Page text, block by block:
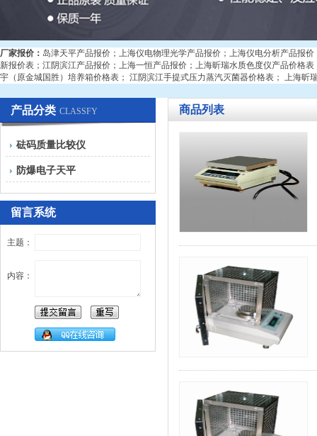
厂家报价： 岛津天平产品报价 ； 上海仪电物理光学产品报价 ； 上海仪电分析产品报价
新报价表 ； 江阴滨江产品报价 ； 上海一恒产品报价 ； 上海昕瑞水质色度仪产品价格表
宇（原金城国胜）培养箱价格表 ； 江阴滨江手提式压力蒸汽灭菌器价格表 ； 上海昕
产品分类 CLASSFY
砝码质量比较仪
防爆电子天平
留言系统
主题：
内容：
商品列表